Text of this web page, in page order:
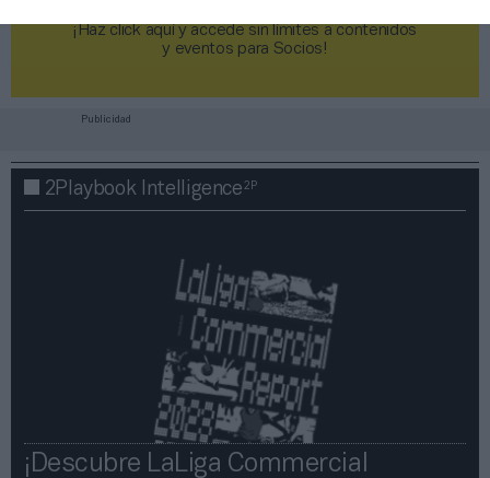
¡Haz click aquí y accede sin límites a contenidos
y eventos para Socios!​​​​​​​
Publicidad
2Playbook Intelligence2P
¡Descubre LaLiga Commercial